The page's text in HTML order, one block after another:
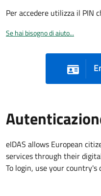
Per accedere utilizza il PIN
Se hai bisogno di aiuto...
eIDAS allows European
services through their
To login, use your